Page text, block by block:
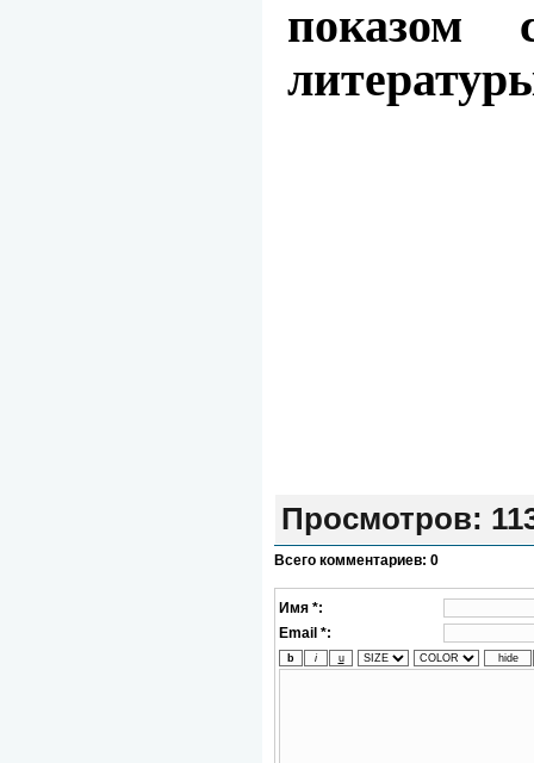
показом
Просмотров:
Всего комментариев: 0
Имя *:
Email *: